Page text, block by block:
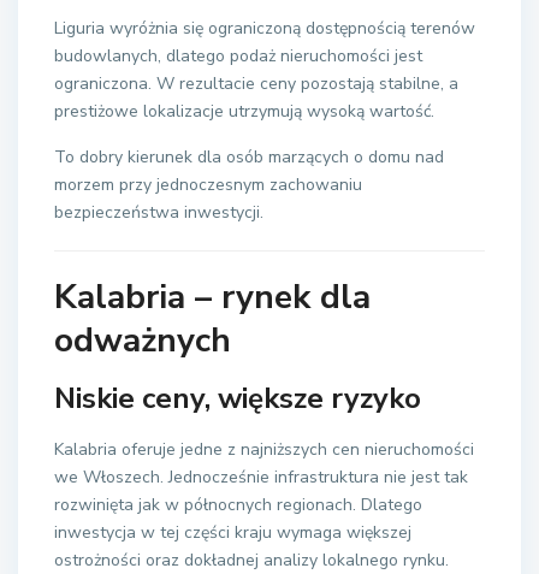
Liguria wyróżnia się ograniczoną dostępnością terenów
budowlanych, dlatego podaż nieruchomości jest
ograniczona. W rezultacie ceny pozostają stabilne, a
prestiżowe lokalizacje utrzymują wysoką wartość.
To dobry kierunek dla osób marzących o domu nad
morzem przy jednoczesnym zachowaniu
bezpieczeństwa inwestycji.
Kalabria – rynek dla
odważnych
Niskie ceny, większe ryzyko
Kalabria oferuje jedne z najniższych cen nieruchomości
we Włoszech. Jednocześnie infrastruktura nie jest tak
rozwinięta jak w północnych regionach. Dlatego
inwestycja w tej części kraju wymaga większej
ostrożności oraz dokładnej analizy lokalnego rynku.